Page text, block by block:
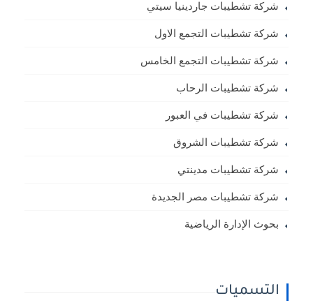
شركة تشطيبات جاردينيا سيتي
شركة تشطيبات التجمع الاول
شركة تشطيبات التجمع الخامس
شركة تشطيبات الرحاب
شركة تشطيبات في العبور
شركة تشطيبات الشروق
شركة تشطيبات مدينتي
شركة تشطيبات مصر الجديدة
بحوث الإدارة الرياضية
التسميات